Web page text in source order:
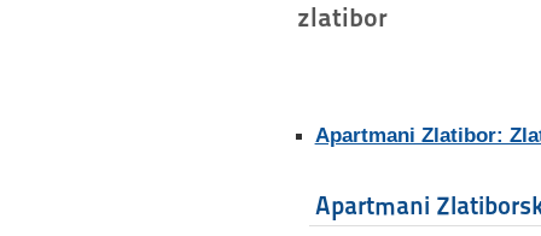
zlatibor
Apartmani Zlatibor:
Apartmani